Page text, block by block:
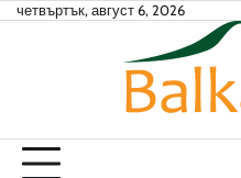
Skipчетвъртък, август 6, 2026